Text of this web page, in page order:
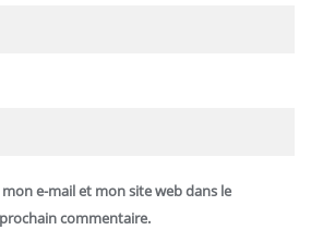
e-mail et mon site web dans le
commentaire.